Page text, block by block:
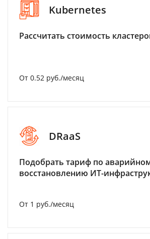
Kubernetes
Рассчитать стоимость
От 0.52 руб./месяц
DRaaS
Подобрать тариф по
восстановлению ИТ-
От 1 руб./месяц